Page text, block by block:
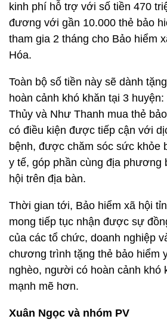
kinh phí hỗ trợ với số tiền 470
đương với gần 10.000 thẻ bảo
tham gia 2 tháng cho Bảo hiểm
Hóa.
Toàn bộ số tiền này sẽ dành
hoàn cảnh khó khăn tại 3
Thủy và Như Thanh mua thẻ
có điều kiện được tiếp cận với
bệnh, được chăm sóc sức khỏe
y tế, góp phần cùng địa phương
hội trên địa bàn.
Thời gian tới, Bảo hiểm xã hội
mong tiếp tục nhận được sự
của các tổ chức, doanh nghiệp
chương trình tặng thẻ bảo hiểm
nghèo, người có hoàn cảnh khó
mạnh mẽ hơn.
Xuân Ngọc và nhóm PV